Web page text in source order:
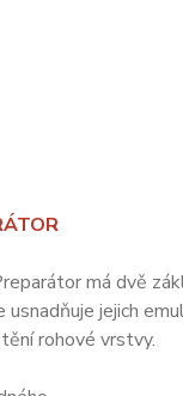
má dvě
jejich
rohové vrstvy.